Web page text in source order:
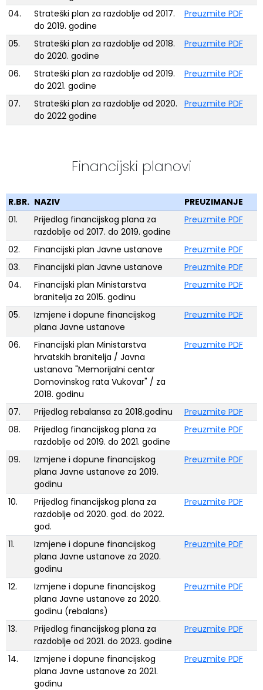
04.
Strateški plan za razdoblje od 2017.
do 2019. godine
Preuzmite PDF
05.
Strateški plan za razdoblje od 2018.
do 2020. godine
Preuzmite PDF
06.
Strateški plan za razdoblje od 2019.
do 2021. godine
Preuzmite PDF
07.
Strateški plan za razdoblje od 2020.
do 2022 godine
Preuzmite PDF
Financijski planovi
R.BR. NAZIV
PREUZIMANJE
01.
Prijedlog financijskog plana za
razdoblje od 2017. do 2019. godine
Preuzmite PDF
02. Financijski plan Javne ustanove
Preuzmite PDF
03.
Financijski plan Javne ustanove
Preuzmite PDF
04.
Financijski plan Ministarstva
branitelja za 2015. godinu
Preuzmite PDF
05.
Izmjene i dopune financijskog
plana Javne ustanove
Preuzmite PDF
06.
Financijski plan Ministarstva
hrvatskih branitelja / Javna
ustanova "Memorijalni centar
Domovinskog rata Vukovar" / za
2018. godinu
Preuzmite PDF
07. Prijedlog rebalansa za 2018.godinu
Preuzmite PDF
08.
Prijedlog financijskog plana za
razdoblje od 2019. do 2021. godine
Preuzmite PDF
09.
Izmjene i dopune financijskog
plana Javne ustanove za 2019.
godinu
Preuzmite PDF
10.
Prijedlog financijskog plana za
razdoblje od 2020. god. do 2022.
god.
Preuzmite PDF
11.
Izmjene i dopune financijskog
plana Javne ustanove za 2020.
godinu
Preuzmite PDF
12.
Izmjene i dopune financijskog
plana Javne ustanove za 2020.
godinu (rebalans)
Preuzmite PDF
13.
Prijedlog financijskog plana za
razdoblje od 2021. do 2023. godine
Preuzmite PDF
14.
Izmjene i dopune financijskog
plana Javne ustanove za 2021.
godinu
Preuzmite PDF